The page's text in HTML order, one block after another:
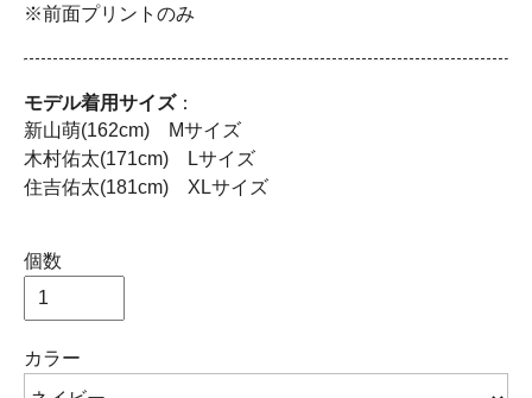
※前面プリントのみ
モデル着用サイズ：
新山萌(162cm) Mサイズ
木村佑太(171cm) Lサイズ
住吉佑太(181cm) XLサイズ
個数
カラー